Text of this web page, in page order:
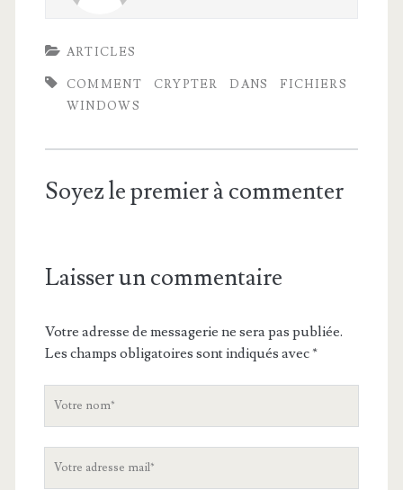
ARTICLES
COMMENT CRYPTER DANS
FICHIERS
WINDOWS
Soyez le premier à commenter
Laisser un commentaire
Votre adresse de messagerie ne sera pas publiée.
Les champs obligatoires sont indiqués avec*
V
V